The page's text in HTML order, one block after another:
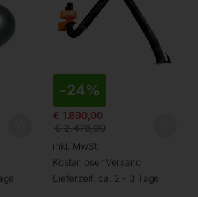
-24%
€ 1.890,00
€2.478,00
inkl. MwSt.
Kostenloser Versand
Lieferzeit: ca. 2 - 3 Tage